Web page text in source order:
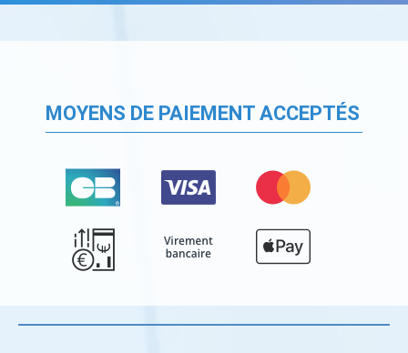
MOYENS DE PAIEMENT ACCEPTÉS